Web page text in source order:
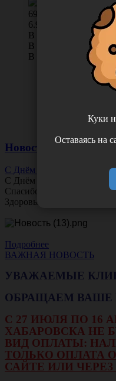
693.00
6.93 руб. шт
В КОРЗИНУ
В наличии во
В наличии в
Новости
С Днём Офтальмолога!
С Днём
Спасибо за ясное зрение и
Здоровья вам и новых
Подробнее
ВАЖНАЯ НОВОСТЬ
УВАЖАЕМЫЕ
ОБРАЩАЕМ ВАШЕ
С 27 ИЮЛЯ ПО 16
ХАБАРОВСКА НЕ
ВИД ОПЛАТЫ:
ТОЛЬКО ОПЛАТА
САЙТЕ ИЛИ
Куки
Оставаясь на